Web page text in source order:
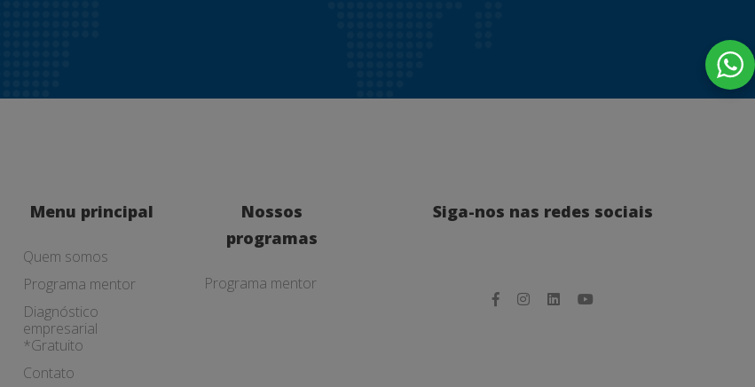
Menu principal
Quem somos
Programa mentor
Diagnóstico
empresarial
*Gratuito
Contato
Nossos
programas
Programa mentor
Siga-nos nas redes sociais